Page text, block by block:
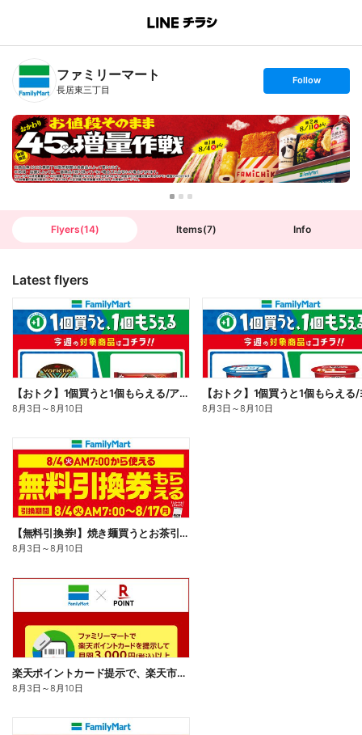
B
n
T
ファミリーマート
長居東三丁目
s
t
o
l
l
o
w
Follow
Flyers(14) Items(7) Info
Latest flyers
【おトク】1個買うと1個もらえる/アイス
8月3日 ～8月10日 8月3日 ～8月10日
【無料引換券!】焼き麺買うとお茶引換券貰える!
8月3日 ～8月10日
楽天ポイントカード提示で、楽天市場でのお買い物がおトクに!
8月3日 ～8月10日